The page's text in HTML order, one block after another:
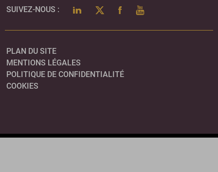
SUIVEZ-NOUS : LINKEDINTWITTERFACEBOOK
YOUTUBE
PLAN DU SITE
MENTIONS LÉGALES
POLITIQUE DE CONFIDENTIALITÉ
COOKIES